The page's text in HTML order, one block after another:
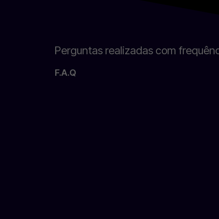
Perguntas realizadas com
F.A.Q